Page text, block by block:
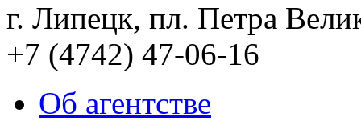
г. Липецк, пл. Петра
+7 (4742) 47-06-16
Об агентстве